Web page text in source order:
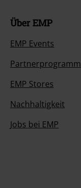
Über EMP
EMP Events
Partnerprogramm
EMP Stores
Nachhaltigkeit
Jobs bei EMP